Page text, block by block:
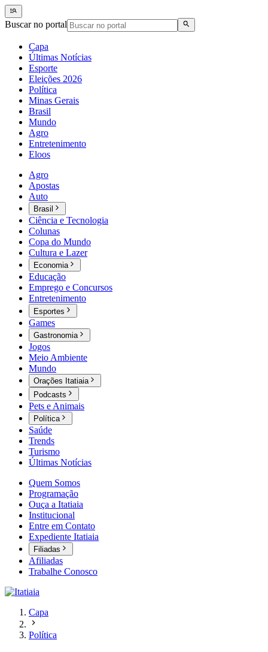
Buscar no portal
Capa
Últimas Notícias
Esporte
Eleições 2026
Política
Minas Gerais
Brasil
Mundo
Agro
Entretenimento
Eloos
Agro
Apostas
Auto
Brasil
Ciência e Tecnologia
Colunas
Copa do Mundo
Cultura e Lazer
Economia
Educação
Emprego e Concursos
Entretenimento
Esportes
Games
Gastronomia
Jogos
Meio Ambiente
Mundo
Orações Itatiaia
Podcasts
Pets e Animais
Política
Saúde
Trends
Turismo
Últimas Notícias
Quem Somos
Programação
Ouça a Itatiaia
Institucional
Entre em Contato
Expediente Itatiaia
Filiadas
Afiliadas
Trabalhe Conosco
Capa
Política